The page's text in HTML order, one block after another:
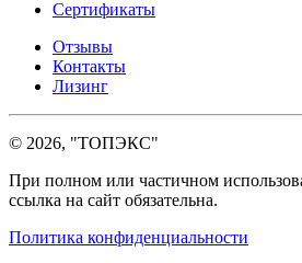
Сертификаты
Отзывы
Контакты
Лизинг
© 2026, "ТОПЭКС"
При полном или частичном
ссылка на сайт обязательна.
Политика конфиденциальности